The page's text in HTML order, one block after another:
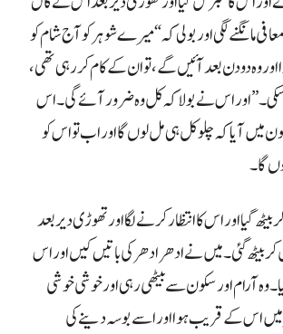
مانگنے لگی اور بولی کہ “میرے شوہر کو آج شام کو
اور وہ دو دن بعد آئیں گے، تو ان کے کام کر رہی تھی،
اور اس نے بولا کہ کل وہ ضرور آئے گی۔ اس
میں آیا کہ چلو کل ہی مل لوں گا اور اب تو اس کو
گا۔
گیا اور اس کا انتظار کرنے لگا اور تھوڑی دیر بعد
بیٹھ گئی۔ میں نے ادھر ادھر کی باتیں کیں اور اس
وہ آرام اور سکون سے بیٹھی رہی اور خوشی خوشی
اس کے قریب ہوا اور اسے بوسہ دینے کی